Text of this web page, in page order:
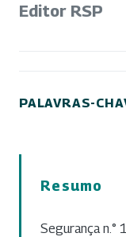
Editor RSP
PALAVRAS-
Resumo
Segurança n.°